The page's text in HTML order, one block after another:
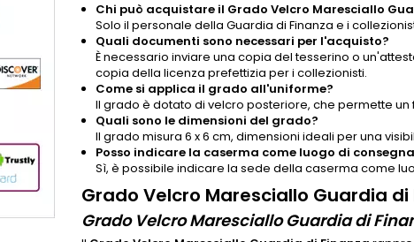
Chi può acquistare il Grado Velcro Maresciallo
Solo il personale della Guardia di Finanza e i
Quali documenti sono necessari per l'acquisto?
È necessario inviare una copia del tesserino o
copia della licenza prefettizia per i collezionisti.
Come si applica il grado all'uniforme?
Il grado è dotato di velcro posteriore, che permette
Quali sono le dimensioni del grado?
Il grado misura 6 x 6 cm, dimensioni ideali per una
Posso indicare la caserma come luogo di
Sì, è possibile indicare la sede della caserma come
Grado Velcro Maresciallo Guardia di
Grado Velcro Maresciallo Guardia di